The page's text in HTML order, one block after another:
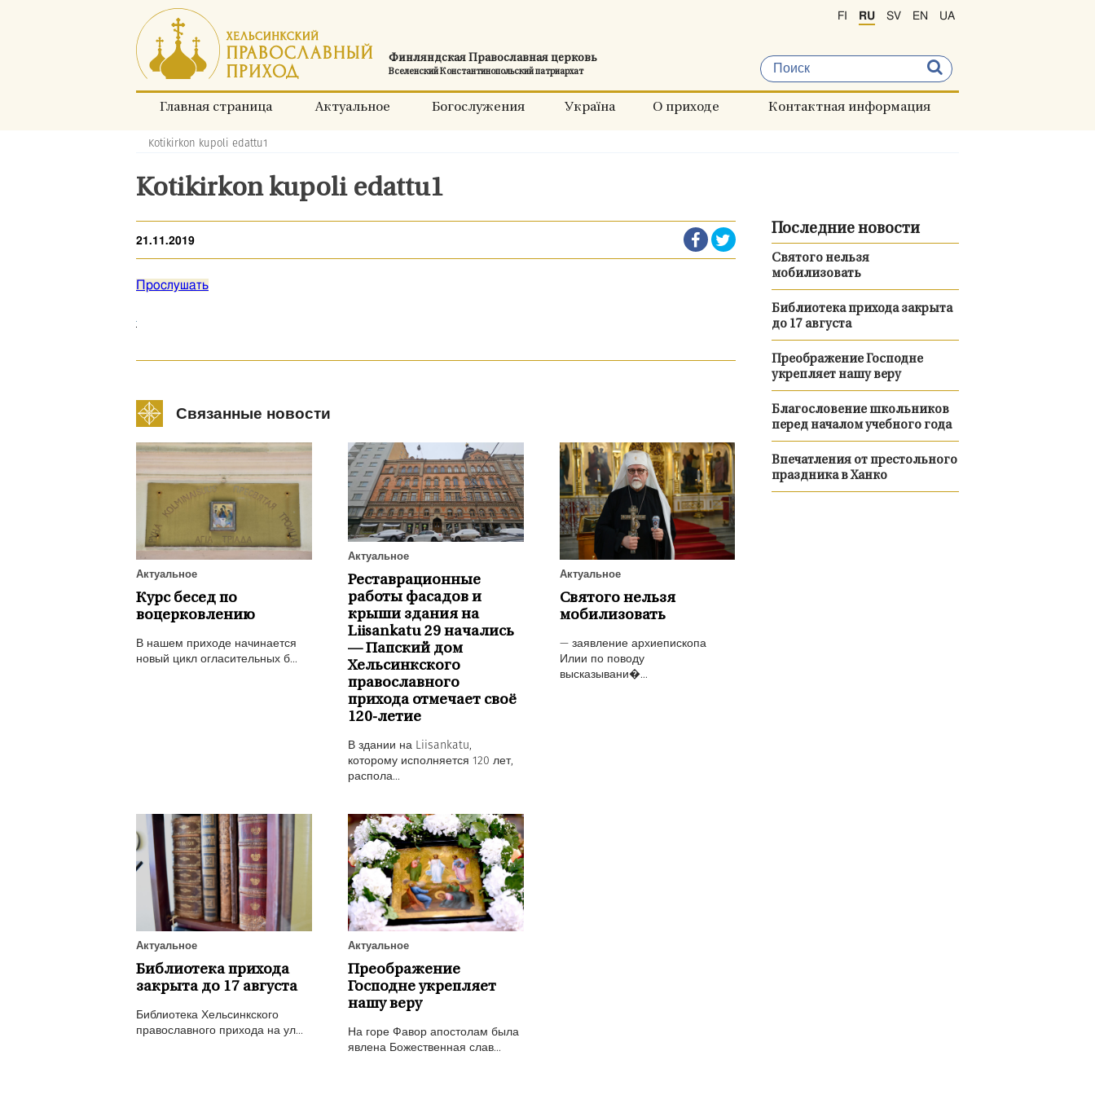
Перейти
к
содержимому
Финляндская Православная церковь
Вселенский Константинопольский патриархат
FI RU SV EN UA
Главная страница Актуальное Богослужения Україна О приходе Контактная информация
Хлебные
Kotikirkon kupoli edattu1
Kotikirkon kupoli edattu1
21.11.2019
Прослушать
Связанные новости
Актуальное
Курс бесед по
воцерковлению
В нашем приходе начинается
новый цикл огласительных б...
Актуальное
Реставрационные
работы фасадов и
крыши здания на
Liisankatu 29 начались
— Папский дом
Хельсинкского
православного
прихода отмечает своё
120-летие
В здании на Liisankatu,
которому исполняется 120 лет,
распола...
Актуальное
Святого нельзя
мобилизовать
— заявление архиепископа
Илии по поводу
высказывани�...
Актуальное
Библиотека прихода
закрыта до 17 августа
Библиотека Хельсинкского
православного прихода на ул...
Актуальное
Преображение
Господне укрепляет
нашу веру
На горе Фавор апостолам была
явлена Божественная слав...
Последние новости
Святого нельзя
мобилизовать
Библиотека прихода закрыта
до 17 августа
Преображение Господне
укрепляет нашу веру
Благословение школьников
перед началом учебного года
Впечатления от престольного
праздника в Ханко